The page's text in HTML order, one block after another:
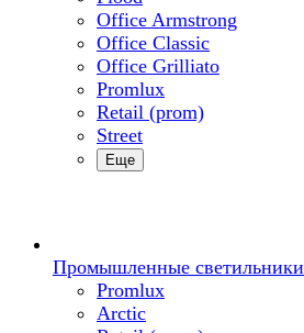
Office Armstrong
Office Classic
Office Grilliato
Promlux
Retail (prom)
Street
Еще
Промышленные светильники
Promlux
Arctic